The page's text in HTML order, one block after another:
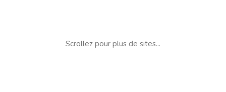
Scrollez pour plus de sites...